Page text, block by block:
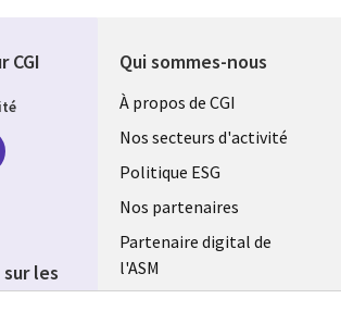
Qui sommes-nous
Useful
links
FRANCE
À propos de CGI
Nos secteurs d'activité
Politique ESG
Nos partenaires
Partenaire digital de
l'ASM
CGI
les